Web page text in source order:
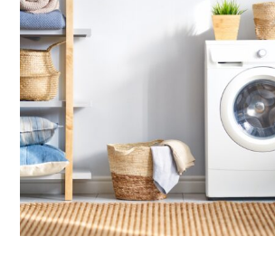
zwarte
broek
wassen:
hoe
doe
je
dat?